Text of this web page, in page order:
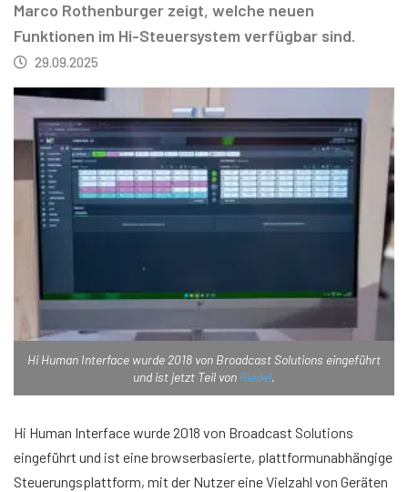
Marco Rothenburger zeigt, welche neuen
Funktionen im Hi-Steuersystem verfügbar sind.
29.09.2025
Hi Human Interface wurde 2018 von Broadcast Solutions eingeführt
und ist jetzt Teil von Riedel.
Hi Human Interface wurde 2018 von Broadcast Solutions
eingeführt und ist eine browserbasierte, plattformunabhängige
Steuerungsplattform, mit der Nutzer eine Vielzahl von Geräten